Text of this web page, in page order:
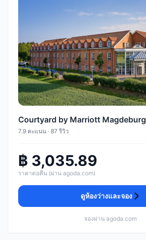
Courtyard by Marriott Magdeburg
7.9 คะแนน · 87 รีวิว
฿ 3,035.89
ราคาต่อคืน (ผ่าน agoda.com)
ดูห้องว่างและจอง
จองผ่าน agoda.com